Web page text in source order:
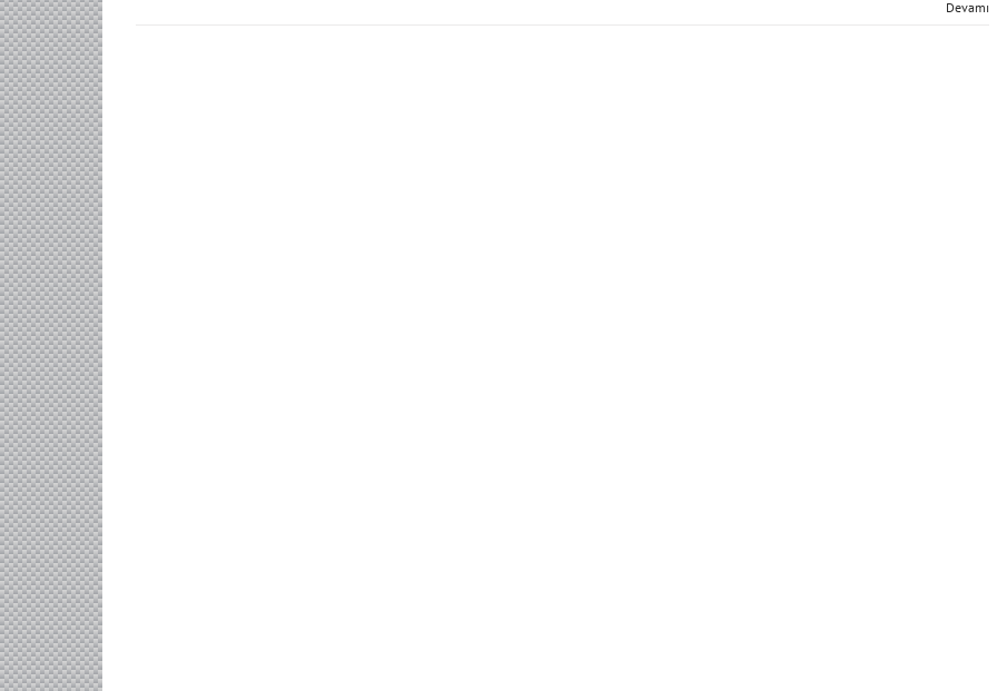
Devamı